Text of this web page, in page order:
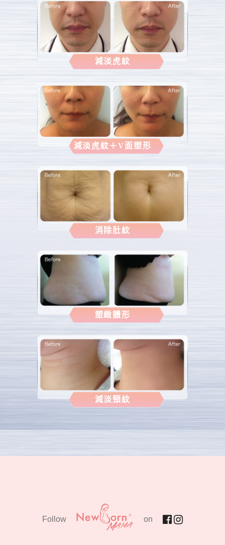
減淡虎紋
減淡虎紋＋V面塑形
消除肚紋
塑緻體形
減淡頸紋
Follow on